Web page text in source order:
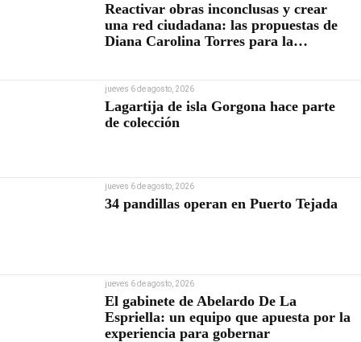
Reactivar obras inconclusas y crear
una red ciudadana: las propuestas de
Diana Carolina Torres para la
jueves 6 de agosto, 2026
Lagartija de isla Gorgona hace parte
de colección
jueves 6 de agosto, 2026
34 pandillas operan en Puerto Tejada
jueves 6 de agosto, 2026
El gabinete de Abelardo De La
Espriella: un equipo que apuesta por la
experiencia para gobernar